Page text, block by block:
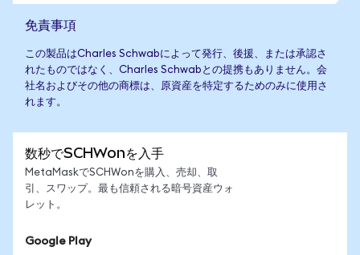
免責事項
この製品はCharles Schwabによって発行、後援、または承認さ
れたものではなく、Charles Schwabとの提携もありません。会
社名およびその他の商標は、原資産を特定するためのみに使用さ
れます。
数秒でSCHWonを入手
MetaMaskでSCHWonを購入、売却、取
引、スワップ。最も信頼される暗号資産ウォ
レット。
Google Play